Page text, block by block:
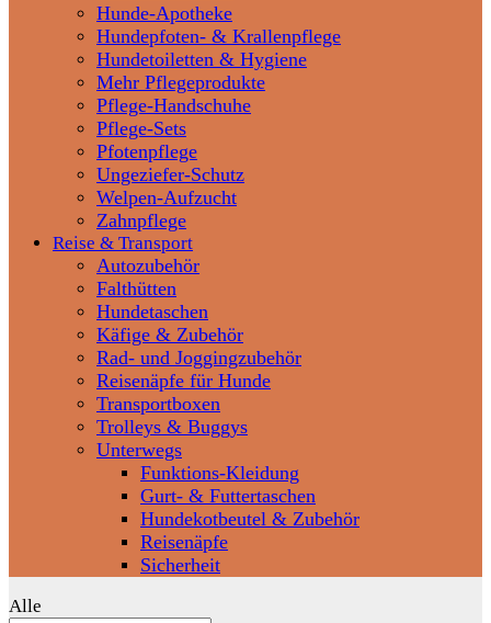
Hunde-Apotheke
Hundepfoten- & Krallenpflege
Hundetoiletten & Hygiene
Mehr Pflegeprodukte
Pflege-Handschuhe
Pflege-Sets
Pfotenpflege
Ungeziefer-Schutz
Welpen-Aufzucht
Zahnpflege
Reise & Transport
Autozubehör
Falthütten
Hundetaschen
Käfige & Zubehör
Rad- und Joggingzubehör
Reisenäpfe für Hunde
Transportboxen
Trolleys & Buggys
Unterwegs
Funktions-Kleidung
Gurt- & Futtertaschen
Hundekotbeutel & Zubehör
Reisenäpfe
Sicherheit
Alle